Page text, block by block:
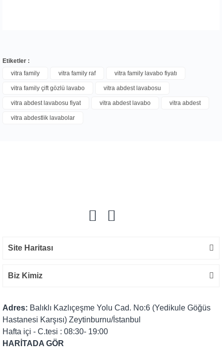
Bu ürüne ilk yorumu siz yapın!
Etiketler :
vitra family
vitra family raf vitra family lavabo fiyatı
vitra family çift gözlü lavabo vitra abdest lavabosu
vitra abdest lavabosu fiyat vitra abdest lavabo vitra abdest
vitra abdestlik lavabolar
Site Haritası
Biz Kimiz
Adres: Balıklı Kazlıçeşme Yolu Cad. No:6 (Yedikule Göğüs
Hastanesi Karşısı) Zeytinburnu/İstanbul
Hafta içi - C.tesi : 08:30- 19:00
HARİTADA GÖR